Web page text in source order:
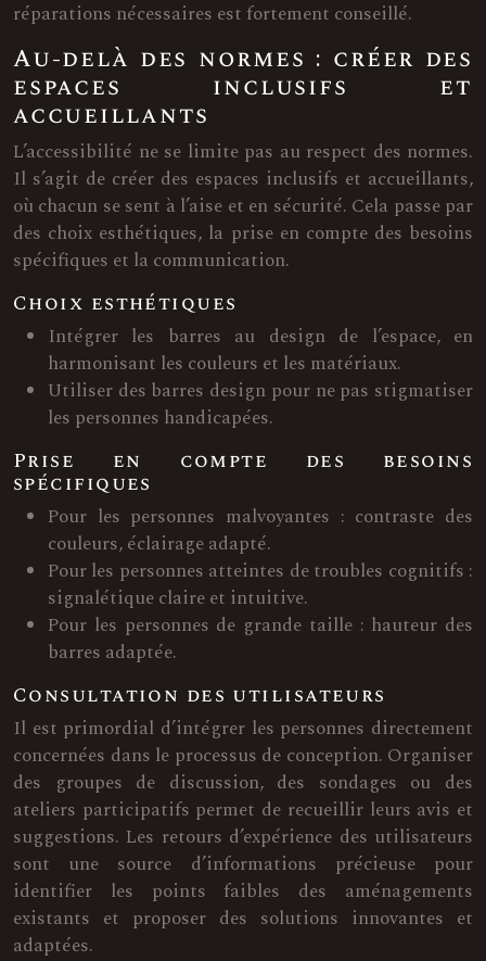
réparations nécessaires est fortement conseillé.
Au-delà des normes : créer des
espaces inclusifs et
accueillants
L’accessibilité ne se limite pas au respect des normes.
Il s’agit de créer des espaces inclusifs et accueillants,
où chacun se sent à l’aise et en sécurité. Cela passe par
des choix esthétiques, la prise en compte des besoins
spécifiques et la communication.
Choix esthétiques
Intégrer les barres au design de l’espace, en
harmonisant les couleurs et les matériaux.
Utiliser des barres design pour ne pas stigmatiser
les personnes handicapées.
Prise en compte des besoins
spécifiques
Pour les personnes malvoyantes : contraste des
couleurs, éclairage adapté.
Pour les personnes atteintes de troubles cognitifs :
signalétique claire et intuitive.
Pour les personnes de grande taille : hauteur des
barres adaptée.
Consultation des utilisateurs
Il est primordial d’intégrer les personnes directement
concernées dans le processus de conception. Organiser
des groupes de discussion, des sondages ou des
ateliers participatifs permet de recueillir leurs avis et
suggestions. Les retours d’expérience des utilisateurs
sont une source d’informations précieuse pour
identifier les points faibles des aménagements
existants et proposer des solutions innovantes et
adaptées.